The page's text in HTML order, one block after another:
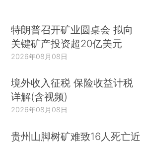
特朗普召开矿业圆桌会 拟向
关键矿产投资超20亿美元
2026年08月08日
境外收入征税 保险收益计税
详解(含视频)
2026年08月08日
贵州山脚树矿难致16人死亡近